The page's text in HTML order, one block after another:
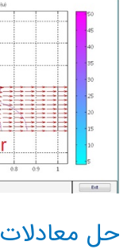
حل